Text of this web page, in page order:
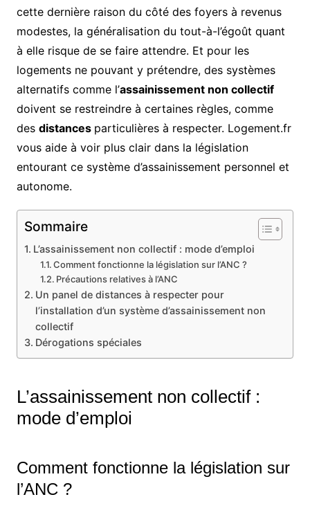
cette dernière raison du côté des foyers à revenus
modestes, la généralisation du tout-à-l’égoût quant
à elle risque de se faire attendre. Et pour les
logements ne pouvant y prétendre, des systèmes
alternatifs comme l’assainissement non collectif
doivent se restreindre à certaines règles, comme
des distances particulières à respecter. Logement.fr
vous aide à voir plus clair dans la législation
entourant ce système d’assainissement personnel et
autonome.
Sommaire
L’assainissement non collectif : mode d’emploi
Comment fonctionne la législation sur l’ANC ?
Précautions relatives à l’ANC
Un panel de distances à respecter pour
l’installation d’un système d’assainissement non
collectif
Dérogations spéciales
L’assainissement non collectif :
mode d’emploi
Comment fonctionne la législation sur
l’ANC ?